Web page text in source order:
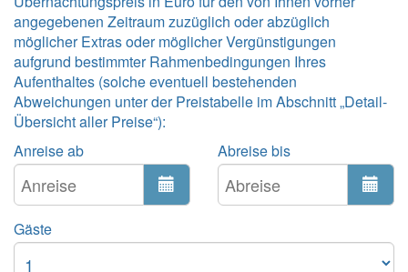
angegebenen Zeitraum zuzüglich oder abzüglich
möglicher Extras oder möglicher Vergünstigungen
aufgrund bestimmter Rahmenbedingungen Ihres
Aufenthaltes (solche eventuell bestehenden
Abweichungen unter der Preistabelle im Abschnitt „Detail-
Übersicht aller Preise“):
Anreise ab
Abreise bis
Gäste